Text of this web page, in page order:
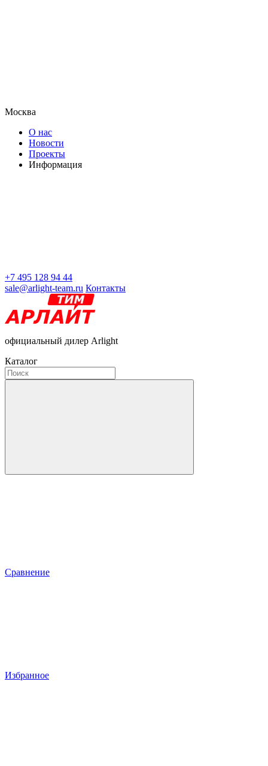
Москва
О нас
Новости
Проекты
Информация
+7 495 128 94 44
sale@arlight-team.ru Контакты
официальный дилер Arlight
Каталог
Сравнение
Избранное